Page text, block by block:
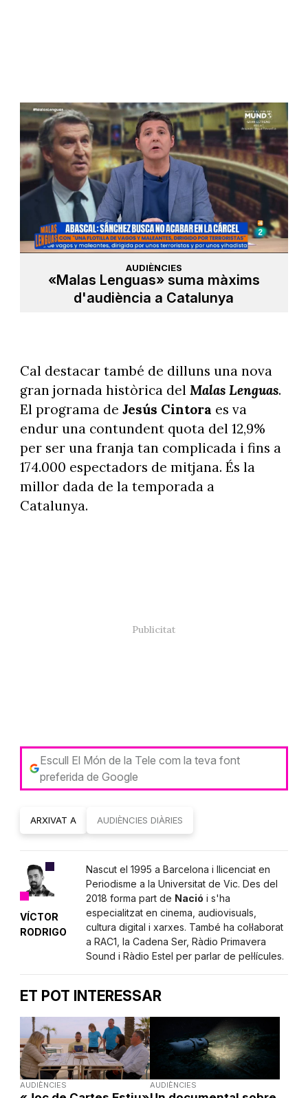
AUDIÈNCIES
«Malas Lenguas» suma màxims
d'audiència a Catalunya
Cal destacar també de dilluns una nova
gran jornada històrica del Malas Lenguas.
El programa de Jesús Cintora es va
endur una contundent quota del 12,9%
per ser una franja tan complicada i fins a
174.000 espectadors de mitjana. És la
millor dada de la temporada a
Catalunya.
Escull El Món de la Tele com la teva font
preferida de Google
ARXIVAT A AUDIÈNCIES DIÀRIES
VÍCTOR
RODRIGO
Nascut el 1995 a Barcelona i llicenciat en
Periodisme a la Universitat de Vic. Des del
2018 forma part de Nació i s'ha
especialitzat en cinema, audiovisuals,
cultura digital i xarxes. També ha col·laborat
a RAC1, la Cadena Ser, Ràdio Primavera
Sound i Ràdio Estel per parlar de pel·lícules.
ET POT INTERESSAR
AUDIÈNCIES AUDIÈNCIES